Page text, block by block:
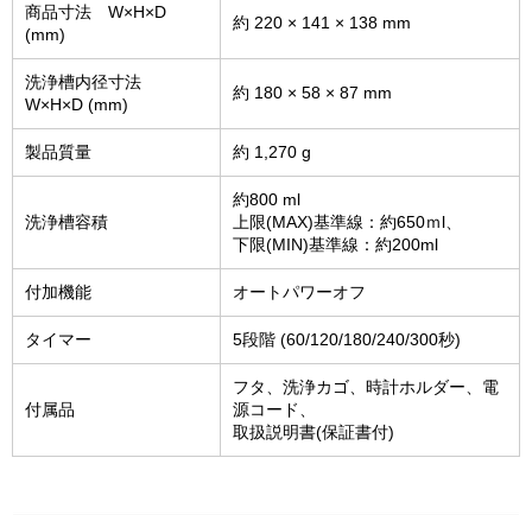
商品寸法 W×H×D
(mm)
約 220 × 141 × 138 mm
洗浄槽内径寸法
W×H×D (mm)
約 180 × 58 × 87 mm
製品質量 約 1,270 g
洗浄槽容積
約800 ml
上限(MAX)基準線：約650ｍl、
下限(MIN)基準線：約200ml
付加機能 オートパワーオフ
タイマー 5段階 (60/120/180/240/300秒)
付属品
フタ、洗浄カゴ、時計ホルダー、電
源コード、
取扱説明書(保証書付)